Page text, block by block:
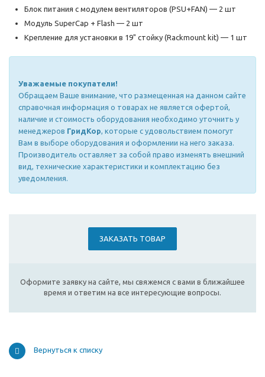
Блок питания с модулем вентиляторов (PSU+FAN) — 2 шт
Модуль SuperCap + Flash — 2 шт
Крепление для установки в 19" стойку (Rackmount kit) — 1 шт
Уважаемые покупатели!
Обращаем Ваше внимание, что размещенная на данном сайте
справочная информация о товарах не является офертой,
наличие и стоимость оборудования необходимо уточнить у
менеджеров ГридКор, которые с удовольствием помогут
Вам в выборе оборудования и оформлении на него заказа.
Производитель оставляет за собой право изменять внешний
вид, технические характеристики и комплектацию без
уведомления.
ЗАКАЗАТЬ ТОВАР
Оформите заявку на сайте, мы свяжемся с вами в ближайшее
время и ответим на все интересующие вопросы.
Вернуться к списку